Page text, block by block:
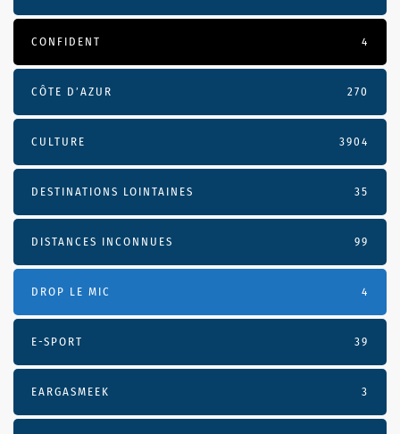
CONFIDENT 4
CÔTE D’AZUR 270
CULTURE 3904
DESTINATIONS LOINTAINES 35
DISTANCES INCONNUES 99
DROP LE MIC 4
E-SPORT 39
EARGASMEEK 3